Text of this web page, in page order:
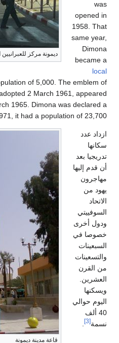
السود في اسرائيل
council. In 1961, it had a
Dimona (as a local council),
on a stamp issued on 24
city in 1969. In